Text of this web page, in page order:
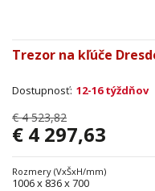
Trezor na kľúče
Dostupnosť: 12-16 týždňov
€ 4 523,82
€ 4 297,63
Rozmery (VxŠxH/mm)
1006 x 836 x 700